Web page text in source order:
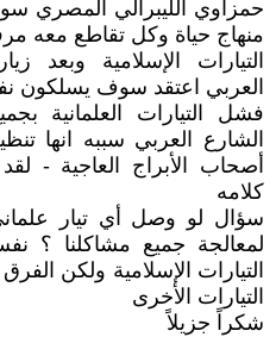
حمزاوي الليبرالي المصري
منهاج حياة وكل تقاطع معه
التيارات الإسلامية وبعد
العربي اعتقد سوف يسلكون
فشل التيارات العلمانية
الشارع العربي سببه انها
أصحاب الأبراج العاجية -
كلامه
سؤال لو وصل أي تيار
لمعالجة جميع مشاكلنا ؟
التيارات الإسلامية ولكن
التيارات الأخرى
شكراً جزيلاً